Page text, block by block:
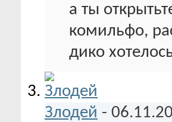
а ты
комильфо,
дико
Злодей -